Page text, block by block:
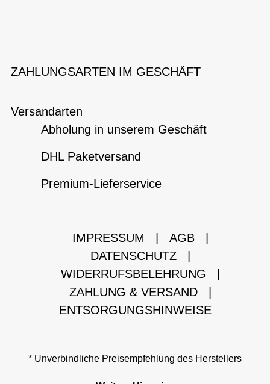
ZAHLUNGSARTEN IM GESCHÄFT
Versandarten
Abholung in unserem Geschäft
DHL Paketversand
Premium-Lieferservice
IMPRESSUM AGB
DATENSCHUTZ
WIDERRUFSBELEHRUNG
ZAHLUNG & VERSAND
ENTSORGUNGSHINWEISE
* Unverbindliche Preisempfehlung des Herstellers